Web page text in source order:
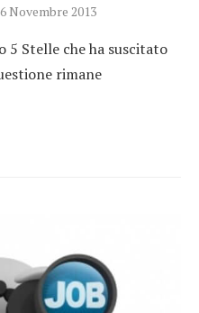
Novembre 2013
5 Stelle che ha suscitato
rimane